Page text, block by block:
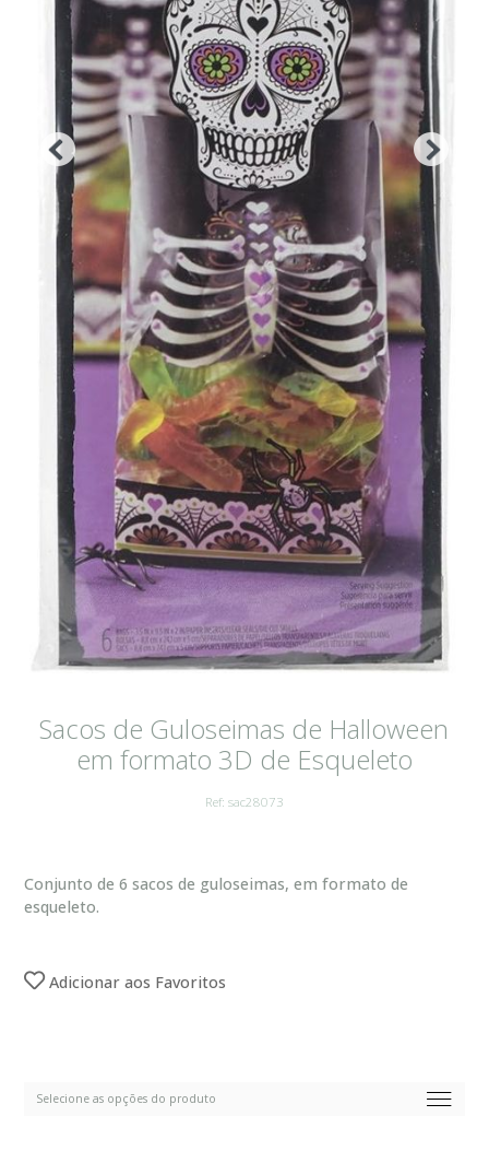
Sacos de Guloseimas de Halloween
em formato 3D de Esqueleto
Ref: sac28073
Conjunto de 6 sacos de guloseimas, em formato de
esqueleto.
Adicionar aos Favoritos